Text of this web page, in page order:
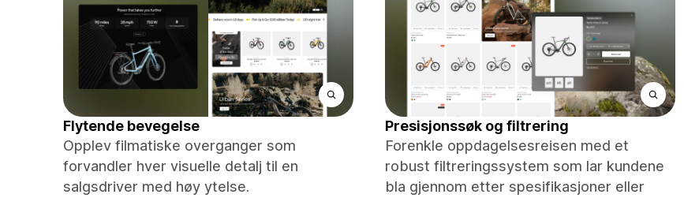
Flytende bevegelse
Opplev filmatiske overganger som
forvandler hver visuelle detalj til en
salgsdriver med høy ytelse.
Presisjonssøk og filtrering
Forenkle oppdagelsesreisen med et
robust filtreringssystem som lar kundene
bla gjennom etter spesifikasjoner eller